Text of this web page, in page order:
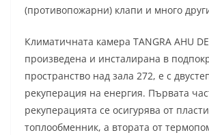
(противопожарни) клапи и много
Климатичната камера TANGRA AHU
произведена и инсталирана в
пространство над зала 272, е с
рекуперация на енергия. Първата
рекуперацията се осигурява от
топлообменник, а втората от